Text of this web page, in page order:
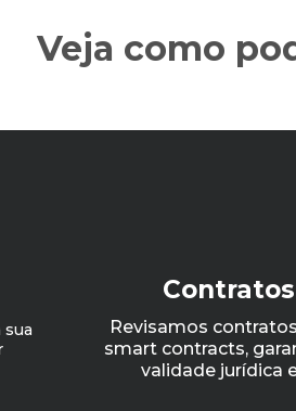
Veja como
Revisamos
smart contracts,
validade jurídica